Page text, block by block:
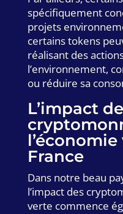
spécifiquement
projets
certains tokens
réalisant des
l’environnement,
ou réduire sa
L’impact
France
Dans notre beau
l’impact des
verte commence